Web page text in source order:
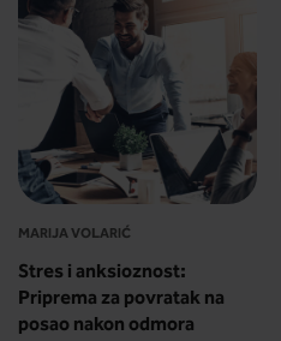
MARIJA VOLARIĆ
Stres i anksioznost:
Priprema za povratak na
posao nakon odmora